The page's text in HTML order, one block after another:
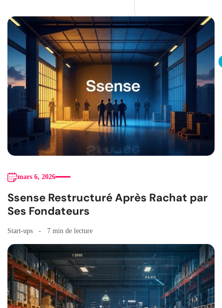
mars 6, 2026
Ssense Restructuré Après Rachat par
Ses Fondateurs
Start-ups 7 min de lecture